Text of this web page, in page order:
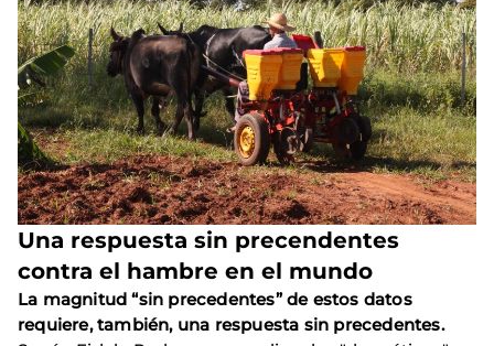
Una respuesta sin precendentes
contra el hambre en el mundo
La magnitud “sin precedentes” de estos datos
requiere, también, una respuesta sin precedentes.